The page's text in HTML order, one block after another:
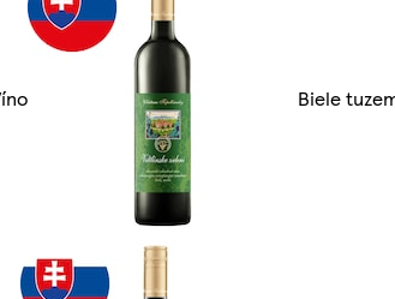
Biele